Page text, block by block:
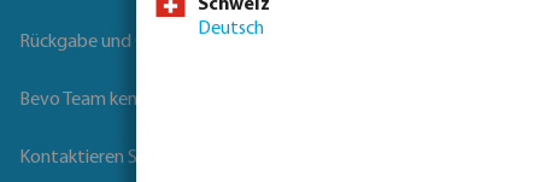
Rückgabe und Garantie
Bevo Team kennenlernen
Kontaktieren Sie uns
Schweiz
Deutsch